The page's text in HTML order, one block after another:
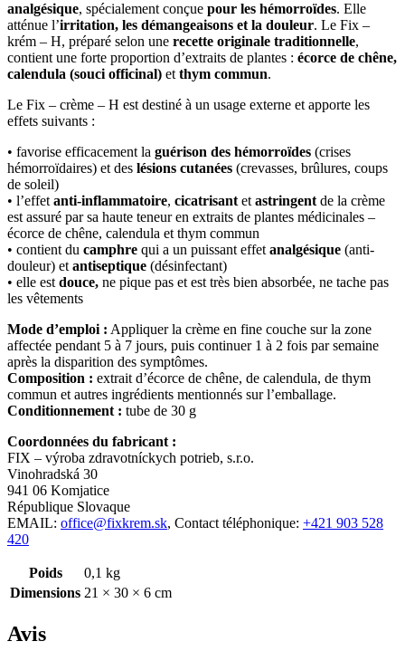
analgésique, spécialement conçue pour les hémorroïdes. Elle
atténue l’irritation, les démangeaisons et la douleur. Le Fix –
krém – H, préparé selon une recette originale traditionnelle,
contient une forte proportion d’extraits de plantes : écorce de chêne,
calendula (souci officinal) etthym commun.
Le Fix – crème – H est destiné à un usage externe et apporte les
effets suivants :
• favorise efficacement la guérison des hémorroïdes (crises
hémorroïdaires) et des lésions cutanées (crevasses, brûlures, coups
de soleil)
• l’effetanti-inflammatoire, cicatrisantetastringentde la crème
est assuré par sa haute teneur en extraits de plantes médicinales –
écorce de chêne, calendula et thym commun
• contient du camphre qui a un puissant effetanalgésique (anti-
douleur) etantiseptique (désinfectant)
• elle estdouce, ne pique pas et est très bien absorbée, ne tache pas
les vêtements
Mode d’emploi : Appliquer la crème en fine couche sur la zone
affectée pendant 5 à 7 jours, puis continuer 1 à 2 fois par semaine
après la disparition des symptômes.
Composition : extrait d’écorce de chêne, de calendula, de thym
commun et autres ingrédients mentionnés sur l’emballage.
Conditionnement : tube de 30 g
Coordonnées du fabricant :
FIX – výroba zdravotníckych potrieb, s.r.o.
Vinohradská 30
941 06 Komjatice
République Slovaque
EMAIL: office@fixkrem.sk, Contact téléphonique: +421 903 528
420
Poids
0,1 kg
Dimensions 21 × 30 × 6 cm
Avis